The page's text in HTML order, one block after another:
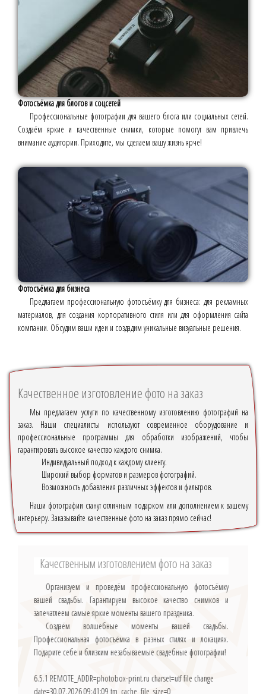
Фотосъёмка для блогов и соцсетей
Профессиональные фотографии для вашего блога или социальных сетей.
Создаём яркие и качественные снимки, которые помогут вам привлечь
внимание аудитории. Приходите, мы сделаем вашу жизнь ярче!
Фотосъёмка для бизнеса
Предлагаем профессиональную фотосъёмку для бизнеса: для рекламных
материалов, для создания корпоративного стиля или для оформления сайта
компании. Обсудим ваши идеи и создадим уникальные визуальные решения.
Качественное изготовление фото на заказ
Мы предлагаем услуги по качественному изготовлению фотографий на
заказ. Наши специалисты используют современное оборудование и
профессиональные программы для обработки изображений, чтобы
гарантировать высокое качество каждого снимка.
Индивидуальный подход к каждому клиенту.
Широкий выбор форматов и размеров фотографий.
Возможность добавления различных эффектов и фильтров.
Наши фотографии станут отличным подарком или дополнением к вашему
интерьеру. Заказывайте качественные фото на заказ прямо сейчас!
Качественным изготовлением фото на заказ
Организуем и проведём профессиональную фотосъёмку
вашей свадьбы. Гарантируем высокое качество снимков и
запечатлеем самые яркие моменты вашего праздника.
Создаём волшебные моменты вашей свадьбы.
Профессиональная фотосъёмка в разных стилях и локациях.
Подарите себе и близким незабываемые свадебные фотографии!
6.5.1 REMOTE_ADDR=photobox-print.ru charset=utf file change
date=30.07.2026 09:41:09 tm_cache_file_size=0